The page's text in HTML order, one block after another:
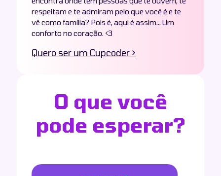
respeitam e te admiram pelo que você é e te
vê como família? Pois é, aqui é assim… Um
conforto no coração. <3
Quero ser um Cupcoder >
O que você
pode esperar?